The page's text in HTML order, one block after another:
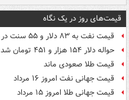
قیمت‌های روز در یک نگاه
قیمت نفت به ۸۳ دلار و ۵۵ سنت در هر بشکه رسید
حواله دلار ۱۵۴ هزار و ۴۵۱ تومان شد
قیمت طلا صعودی ماند
قیمت جهانی نفت امروز ۱۶ مرداد
قیمت جهانی طلا امروز ۱۵ مرداد